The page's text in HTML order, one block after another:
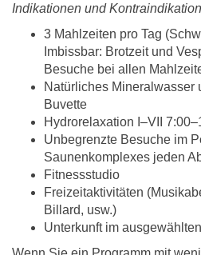
Indikationen und
3 Mahlzeiten pro Tag
Imbissbar: Brotzeit und
Besuche bei allen
Natürliches Mineralwasser
Buvette
Hydrorelaxation I–VII
Unbegrenzte Besuche im
Saunenkomplexes jeden
Fitnessstudio
Freizeitaktivitäten
Billard, usw.)
Unterkunft im